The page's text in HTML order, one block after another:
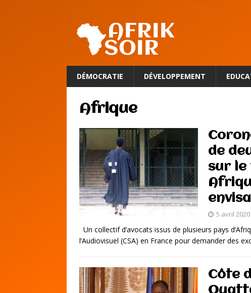
DÉMOCRATIE DÉVELOPPEMENT
Afrique
de
sur le
5 avril 2020
Un collectif d’avocats issus de plusieurs pays
l’Audiovisuel (CSA) en France pour demander des
Côte